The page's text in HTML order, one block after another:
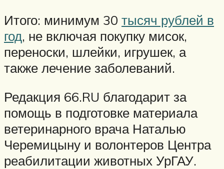
Итого: минимум 30 тысяч рублей в
год, не включая покупку мисок,
переноски, шлейки, игрушек, а
также лечение заболеваний.
Редакция 66.RU благодарит за
помощь в подготовке материала
ветеринарного врача Наталью
Черемицыну и волонтеров Центра
реабилитации животных УрГАУ.